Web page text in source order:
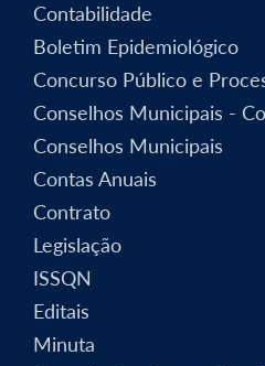
Contabilidade
Boletim Epidemiológico
Concurso Público e
Conselhos Municipais -
Conselhos Municipais
Contas Anuais
Contrato
Legislação
ISSQN
Editais
Minuta